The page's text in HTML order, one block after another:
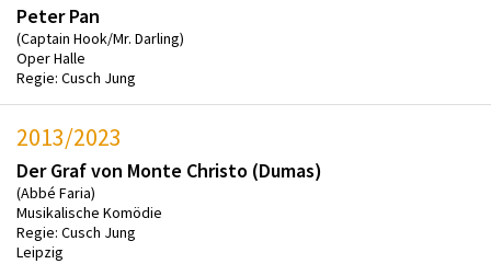
Peter Pan
(Captain Hook/Mr. Darling)
Oper Halle
Regie: Cusch Jung
2013/2023
Der Graf von Monte Christo (Dumas)
(Abbé Faria)
Musikalische Komödie
Regie: Cusch Jung
Leipzig